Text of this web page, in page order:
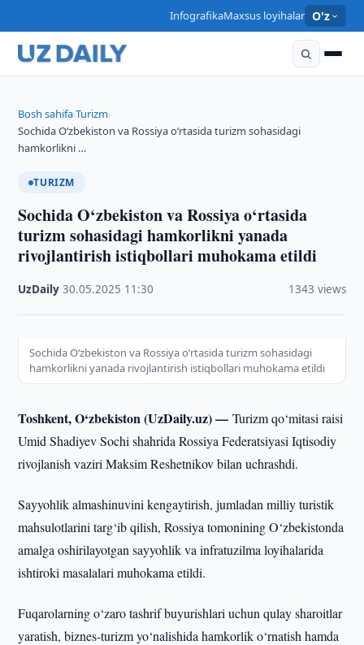
InfografikaMaxsus loyihalar O'z
Bosh sahifa›Turizm›
Sochida O‘zbekiston va Rossiya o‘rtasida turizm sohasidagi
hamkorlikni …
TURIZM
Sochida O‘zbekiston va Rossiya o‘rtasida
turizm sohasidagi hamkorlikni yanada
rivojlantirish istiqbollari muhokama etildi
UzDaily ·30.05.2025 11:30 1343 views
Sochida O‘zbekiston va Rossiya o‘rtasida turizm sohasidagi
hamkorlikni yanada rivojlantirish istiqbollari muhokama etildi
Toshkent, O‘zbekiston (UzDaily.uz) —Turizm qo‘mitasi raisi
Umid Shadiyev Sochi shahrida Rossiya Federatsiyasi Iqtisodiy
rivojlanish vaziri Maksim Reshetnikov bilan uchrashdi.
Sayyohlik almashinuvini kengaytirish, jumladan milliy turistik
mahsulotlarini targ‘ib qilish, Rossiya tomonining O‘zbekistonda
amalga oshirilayotgan sayyohlik va infratuzilma loyihalarida
ishtiroki masalalari muhokama etildi.
Fuqarolarning o‘zaro tashrif buyurishlari uchun qulay sharoitlar
yaratish, biznes-turizm yo‘nalishida hamkorlik o‘rnatish hamda